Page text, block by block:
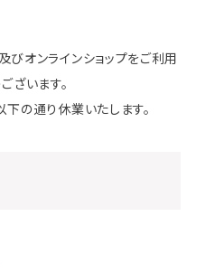
オンラインショップをご利用
ざいます。
の通り休業いたします。